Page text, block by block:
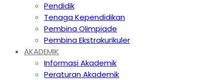
Pendidik
Tenaga Kependidikan
Pembina Olimpiade
Pembina Ekstrakurikuler
AKADEMIK
Informasi Akademik
Peraturan Akademik